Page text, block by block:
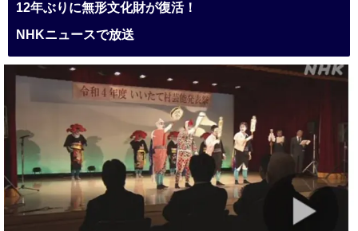
12年ぶりに無形文化財が復活！
NHKニュースで放送